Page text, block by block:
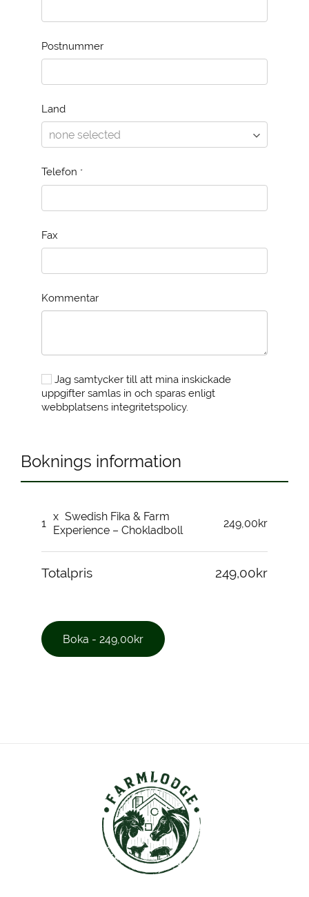
Postnummer
Land
Telefon *
Fax
Kommentar
Jag samtycker till att mina inskickade
uppgifter samlas in och sparas enligt
webbplatsens integritetspolicy.
Boknings information
1
x Swedish Fika & Farm
Experience – Chokladboll
249,00kr
Totalpris 249,00kr